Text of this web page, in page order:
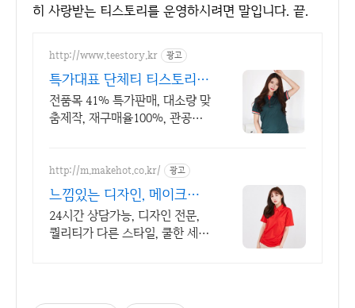
히 사랑받는 티스토리를 운영하시려면 말입니다. 끝.
http://www.teestory.kr 광고
특가대표 단체티 티스토리
전품목 41% 특가세일
전품목 41% 특가판매, 대소량 맞
춤제작, 재구매율100%, 관공서
http://m.makehot.co.kr/ 광고
느낌있는 디자인, 메이크핫
차별화되고 세련된 디자인!
24시간 상담가능, 디자인 전문,
퀄리티가 다른 스타일, 쿨한 세